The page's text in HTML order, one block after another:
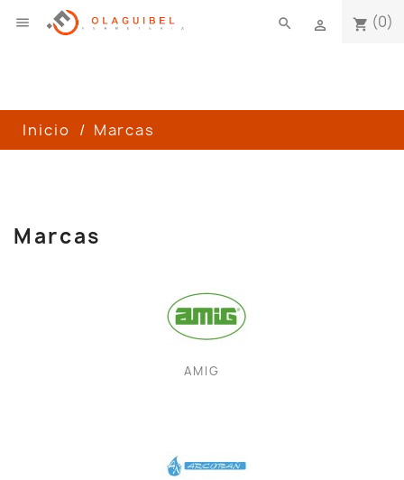
 shopping_cart (0)

search
Inicio Marcas
Marcas
AMIG